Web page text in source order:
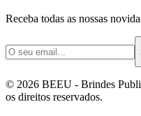
Receba todas as nossas
© 2026 BEEU - Brindes
os direitos reservados.